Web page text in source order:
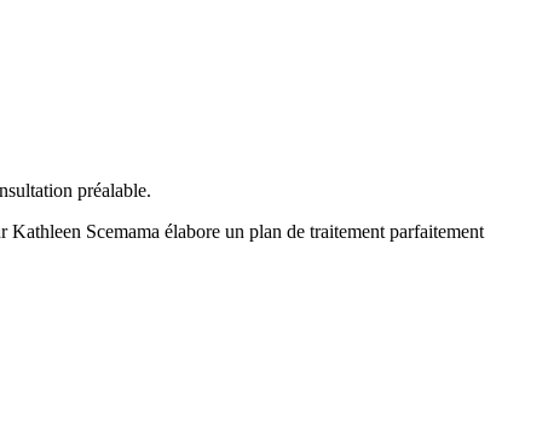
préalable.
Scemama élabore un plan de traitement parfaitement